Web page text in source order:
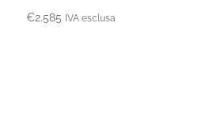
€2.585 IVA esclusa